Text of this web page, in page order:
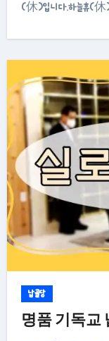
(休)입니다.하늘휴(休)
납골당
명품 기독교